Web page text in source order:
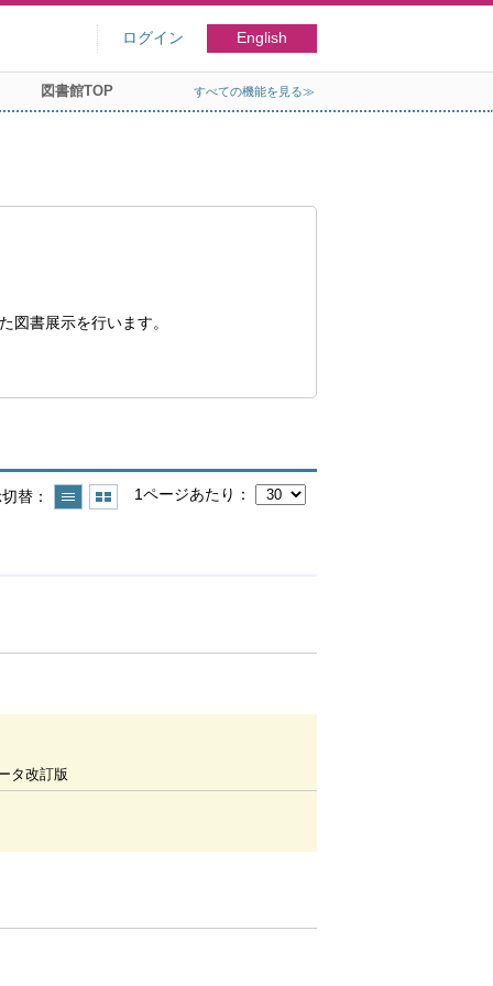
ログイン English
図書館TOP すべての機能を見る≫
図書展示を行います。
替 1ページあたり
タ改訂版